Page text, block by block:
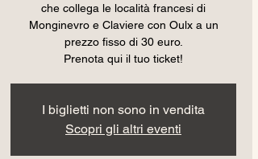
che collega le località francesi di
Monginevro e Claviere con Oulx a un
prezzo fisso di 30 euro.
Prenota qui il tuo ticket!
I biglietti non sono in vendita
Scopri gli altri eventi